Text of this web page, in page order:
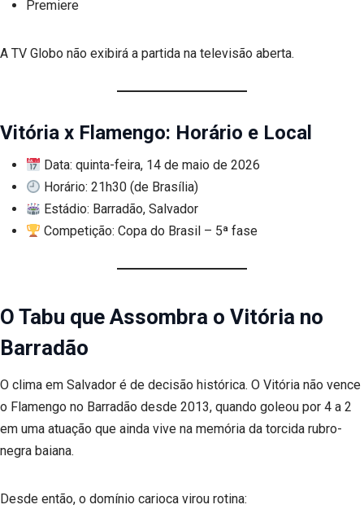
Premiere
A TV Globo não exibirá a partida na televisão aberta.
Vitória x Flamengo: Horário e Local
Data: quinta-feira, 14 de maio de 2026
Horário: 21h30 (de Brasília)
Estádio: Barradão, Salvador
Competição: Copa do Brasil – 5ª fase
O Tabu que Assombra o Vitória no
Barradão
O clima em Salvador é de decisão histórica. O Vitória não vence
o Flamengo no Barradão desde 2013, quando goleou por 4 a 2
em uma atuação que ainda vive na memória da torcida rubro-
negra baiana.
Desde então, o domínio carioca virou rotina: